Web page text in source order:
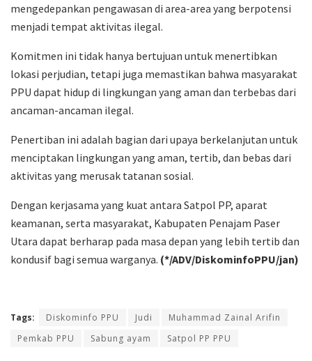
mengedepankan pengawasan di area-area yang berpotensi
menjadi tempat aktivitas ilegal.
Komitmen ini tidak hanya bertujuan untuk menertibkan
lokasi perjudian, tetapi juga memastikan bahwa masyarakat
PPU dapat hidup di lingkungan yang aman dan terbebas dari
ancaman-ancaman ilegal.
Penertiban ini adalah bagian dari upaya berkelanjutan untuk
menciptakan lingkungan yang aman, tertib, dan bebas dari
aktivitas yang merusak tatanan sosial.
Dengan kerjasama yang kuat antara Satpol PP, aparat
keamanan, serta masyarakat, Kabupaten Penajam Paser
Utara dapat berharap pada masa depan yang lebih tertib dan
kondusif bagi semua warganya. (*/ADV/DiskominfoPPU/jan)
Tags: Diskominfo PPU Judi
Muhammad Zainal Arifin
Pemkab PPU
Sabung ayam Satpol PP PPU